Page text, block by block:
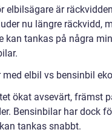
elbilsägare är
nu längre räckvidd,
kan tankas på några
elbil vs bensinbil
ökat avsevärt, främst
Bensinbilar har dock
tankas snabbt.